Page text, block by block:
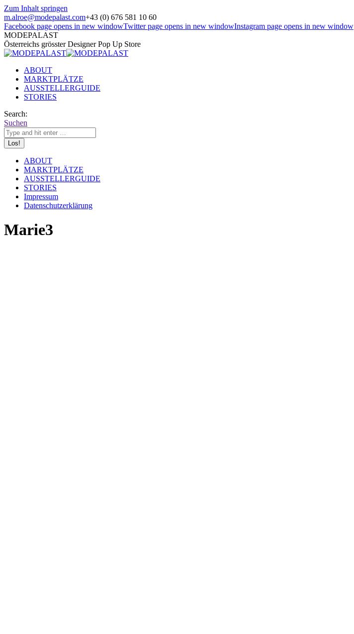
Zum Inhalt springen
m.alroe@modepalast.com+43 (0) 676 581 10 60
Facebook page opens in new windowTwitter page opens in new windowInstagram page opens in new window
MODEPALAST
Österreichs grösster Designer Pop Up Store
ABOUT
MARKTPLÄTZE
AUSSTELLERGUIDE
STORIES
Search:
Suchen
ABOUT
MARKTPLÄTZE
AUSSTELLERGUIDE
STORIES
Impressum
Datenschutzerklärung
Marie3